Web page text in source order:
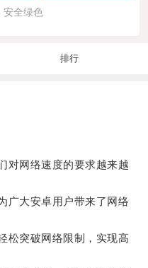
安全绿色
排行
网络速度的要求越来越
大安卓用户带来了网络
突破网络限制，实现高